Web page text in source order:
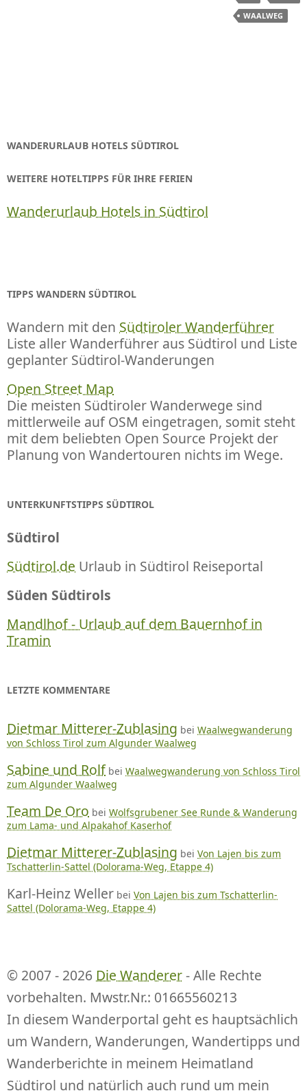
WAALWEG
WANDERURLAUB HOTELS SÜDTIROL
WEITERE HOTELTIPPS FÜR IHRE FERIEN
Wanderurlaub Hotels in Südtirol
TIPPS WANDERN SÜDTIROL
Wandern mit den Südtiroler Wanderführer
Liste aller Wanderführer aus Südtirol und Liste
geplanter Südtirol-Wanderungen
Open Street Map
Die meisten Südtiroler Wanderwege sind
mittlerweile auf OSM eingetragen, somit steht
mit dem beliebten Open Source Projekt der
Planung von Wandertouren nichts im Wege.
UNTERKUNFTSTIPPS SÜDTIROL
Südtirol
Südtirol.de Urlaub in Südtirol Reiseportal
Süden Südtirols
Mandlhof - Urlaub auf dem Bauernhof in
Tramin
LETZTE KOMMENTARE
Dietmar Mitterer-Zublasing bei Waalwegwanderung
von Schloss Tirol zum Algunder Waalweg
Sabine und Rolf bei Waalwegwanderung von Schloss Tirol
zum Algunder Waalweg
Team De Oro bei Wolfsgrubener See Runde & Wanderung
zum Lama- und Alpakahof Kaserhof
Dietmar Mitterer-Zublasing bei Von Lajen bis zum
Tschatterlin-Sattel (Dolorama-Weg, Etappe 4)
Karl-Heinz Weller bei Von Lajen bis zum Tschatterlin-
Sattel (Dolorama-Weg, Etappe 4)
© 2007 - 2026 Die Wanderer- Alle Rechte
vorbehalten. Mwstr.Nr.: 01665560213
In diesem Wanderportal geht es hauptsächlich
um Wandern, Wanderungen, Wandertipps und
Wanderberichte in meinem Heimatland
Südtirol und natürlich auch rund um mein